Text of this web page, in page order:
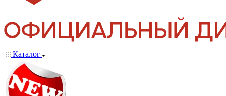
Каталог